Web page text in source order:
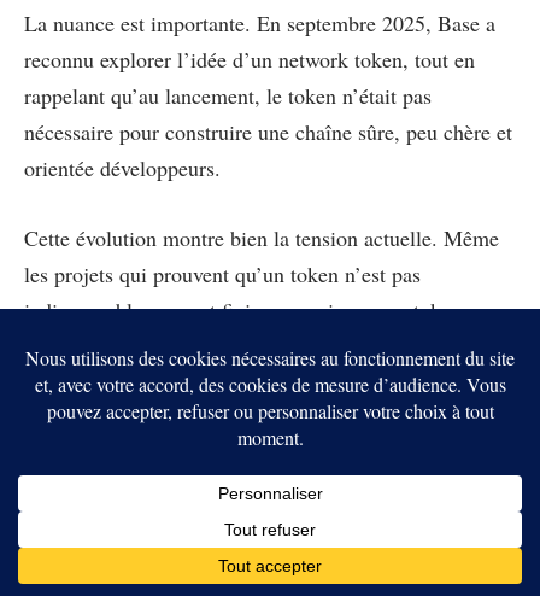
La nuance est importante. En septembre 2025, Base a
reconnu explorer l’idée d’un network token, tout en
rappelant qu’au lancement, le token n’était pas
nécessaire pour construire une chaîne sûre, peu chère et
orientée développeurs.
Cette évolution montre bien la tension actuelle. Même
les projets qui prouvent qu’un token n’est pas
indispensable peuvent finir par envisager un token pour
la décentralisation, la gouvernance ou l’alignement
économique. Le Web3 sans token n’est donc pas une
ligne droite. C’est une bataille permanente entre
simplicité produit et logique financière.
Le futur ressemble surtout à